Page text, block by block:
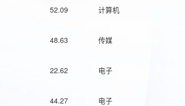
52.09 计算机
48.63 传媒
22.62 电子
44.27 电子